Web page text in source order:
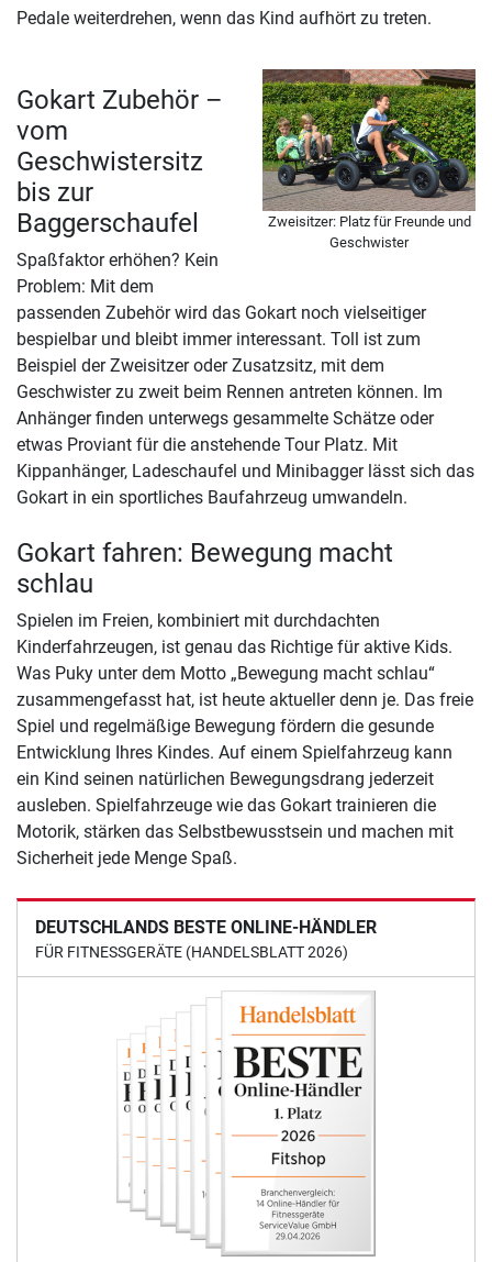
DEUTSCHLANDS BESTE ONLINE-HÄNDLER
FÜR FITNESSGERÄTE (HANDELSBLATT 2026)
Pedale weiterdrehen, wenn das Kind aufhört zu treten.
Zweisitzer: Platz für Freunde und
Geschwister
Gokart Zubehör –
vom
Geschwistersitz
bis zur
Baggerschaufel
Spaßfaktor erhöhen? Kein
Problem: Mit dem
passenden Zubehör wird das Gokart noch vielseitiger
bespielbar und bleibt immer interessant. Toll ist zum
Beispiel der Zweisitzer oder Zusatzsitz, mit dem
Geschwister zu zweit beim Rennen antreten können. Im
Anhänger finden unterwegs gesammelte Schätze oder
etwas Proviant für die anstehende Tour Platz. Mit
Kippanhänger, Ladeschaufel und Minibagger lässt sich das
Gokart in ein sportliches Baufahrzeug umwandeln.
Gokart fahren: Bewegung macht
schlau
Spielen im Freien, kombiniert mit durchdachten
Kinderfahrzeugen, ist genau das Richtige für aktive Kids.
Was Puky unter dem Motto „Bewegung macht schlau“
zusammengefasst hat, ist heute aktueller denn je. Das freie
Spiel und regelmäßige Bewegung fördern die gesunde
Entwicklung Ihres Kindes. Auf einem Spielfahrzeug kann
ein Kind seinen natürlichen Bewegungsdrang jederzeit
ausleben. Spielfahrzeuge wie das Gokart trainieren die
Motorik, stärken das Selbstbewusstsein und machen mit
Sicherheit jede Menge Spaß.